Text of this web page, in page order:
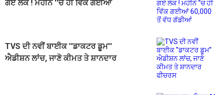
ਗਏ ਲੋਕ ! ਮਹੀਨੇ ''ਚ ਹੀ ਵਿੱਕ ਗਈਆਂ
TVS ਦੀ ਨਵੀਂ ਬਾਈਕ ''ਡਾਕਟਰ ਡੂਮ''
ਐਡੀਸ਼ਨ ਲਾਂਚ, ਜਾਣੋ ਕੀਮਤ ਤੇ ਸ਼ਾਨਦਾਰ